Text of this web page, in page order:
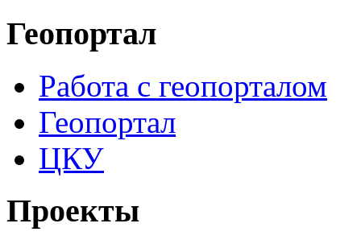
Геопортал
Работа с геопорталом
Геопортал
ЦКУ
Проекты